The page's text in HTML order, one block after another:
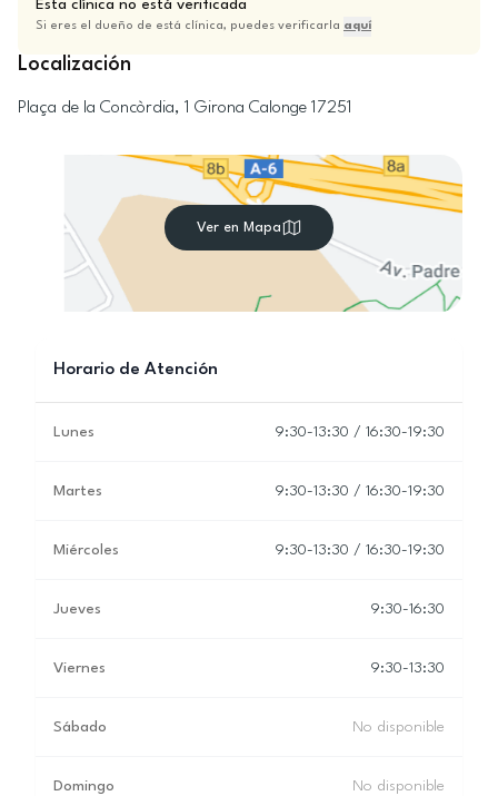
Esta clínica no está verificada
Si eres el dueño de está clínica, puedes verificarla aquí
Localización
Plaça de la Concòrdia, 1 Girona Calonge 17251
Ver en Mapa
Horario de Atención
Lunes 9:30-13:30 / 16:30-19:30
Martes 9:30-13:30 / 16:30-19:30
Miércoles 9:30-13:30 / 16:30-19:30
Jueves 9:30-16:30
Viernes 9:30-13:30
Sábado No disponible
Domingo No disponible